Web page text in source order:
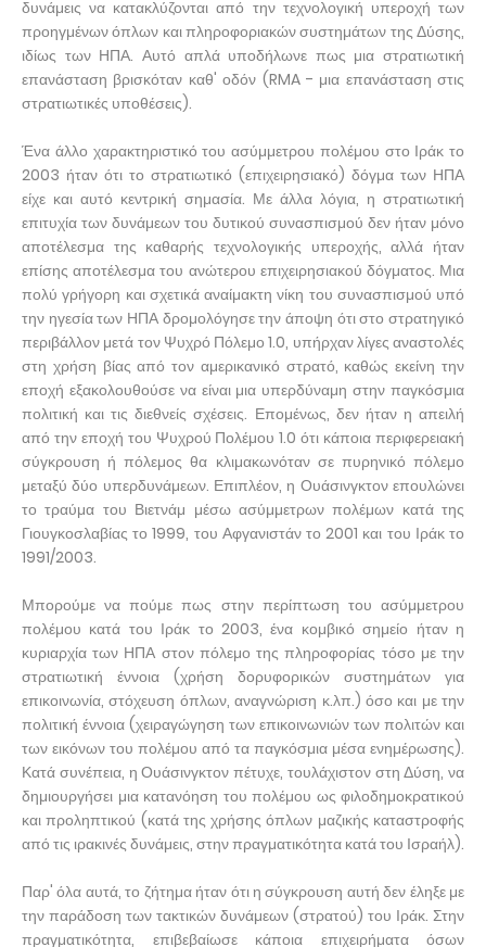
δυνάμεις να κατακλύζονται από την τεχνολογική υπεροχή των
προηγμένων όπλων και πληροφοριακών συστημάτων της Δύσης,
ιδίως των ΗΠΑ. Αυτό απλά υποδήλωνε πως μια στρατιωτική
επανάσταση βρισκόταν καθ' οδόν (RMA - μια επανάσταση στις
στρατιωτικές υποθέσεις).
Ένα άλλο χαρακτηριστικό του ασύμμετρου πολέμου στο Ιράκ το
2003 ήταν ότι το στρατιωτικό (επιχειρησιακό) δόγμα των ΗΠΑ
είχε και αυτό κεντρική σημασία. Με άλλα λόγια, η στρατιωτική
επιτυχία των δυνάμεων του δυτικού συνασπισμού δεν ήταν μόνο
αποτέλεσμα της καθαρής τεχνολογικής υπεροχής, αλλά ήταν
επίσης αποτέλεσμα του ανώτερου επιχειρησιακού δόγματος. Μια
πολύ γρήγορη και σχετικά αναίμακτη νίκη του συνασπισμού υπό
την ηγεσία των ΗΠΑ δρομολόγησε την άποψη ότι στο στρατηγικό
περιβάλλον μετά τον Ψυχρό Πόλεμο 1.0, υπήρχαν λίγες αναστολές
στη χρήση βίας από τον αμερικανικό στρατό, καθώς εκείνη την
εποχή εξακολουθούσε να είναι μια υπερδύναμη στην παγκόσμια
πολιτική και τις διεθνείς σχέσεις. Επομένως, δεν ήταν η απειλή
από την εποχή του Ψυχρού Πολέμου 1.0 ότι κάποια περιφερειακή
σύγκρουση ή πόλεμος θα κλιμακωνόταν σε πυρηνικό πόλεμο
μεταξύ δύο υπερδυνάμεων. Επιπλέον, η Ουάσινγκτον επουλώνει
το τραύμα του Βιετνάμ μέσω ασύμμετρων πολέμων κατά της
Γιουγκοσλαβίας το 1999, του Αφγανιστάν το 2001 και του Ιράκ το
1991/2003.
Μπορούμε να πούμε πως στην περίπτωση του ασύμμετρου
πολέμου κατά του Ιράκ το 2003, ένα κομβικό σημείο ήταν η
κυριαρχία των ΗΠΑ στον πόλεμο της πληροφορίας τόσο με την
στρατιωτική έννοια (χρήση δορυφορικών συστημάτων για
επικοινωνία, στόχευση όπλων, αναγνώριση κ.λπ.) όσο και με την
πολιτική έννοια (χειραγώγηση των επικοινωνιών των πολιτών και
των εικόνων του πολέμου από τα παγκόσμια μέσα ενημέρωσης).
Κατά συνέπεια, η Ουάσινγκτον πέτυχε, τουλάχιστον στη Δύση, να
δημιουργήσει μια κατανόηση του πολέμου ως φιλοδημοκρατικού
και προληπτικού (κατά της χρήσης όπλων μαζικής καταστροφής
από τις ιρακινές δυνάμεις, στην πραγματικότητα κατά του Ισραήλ).
Παρ' όλα αυτά, το ζήτημα ήταν ότι η σύγκρουση αυτή δεν έληξε με
την παράδοση των τακτικών δυνάμεων (στρατού) του Ιράκ. Στην
πραγματικότητα, επιβεβαίωσε κάποια επιχειρήματα όσων